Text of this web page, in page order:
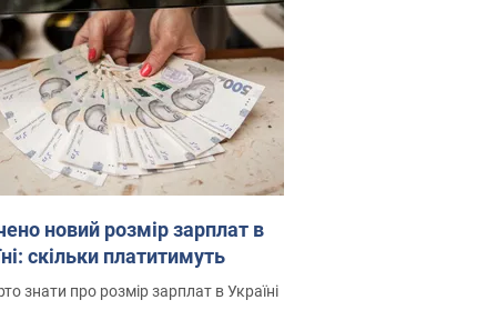
новий розмір зарплат в
скільки платитимуть
знати про розмір зарплат в Україні